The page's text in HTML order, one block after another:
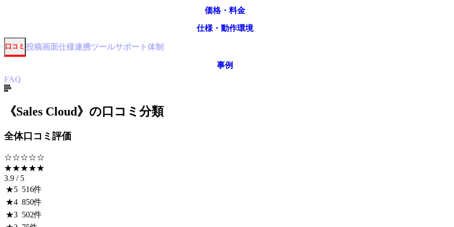
価格・料金
仕様・動作環境
口コミ 投稿画面仕様連携ツールサポート体制
事例
FAQ
《Sales Cloud》の口コミ分類
全体口コミ評価
☆☆☆☆☆
★★★★★
3.9 / 5
★5 516件
★4 850件
★3 502件